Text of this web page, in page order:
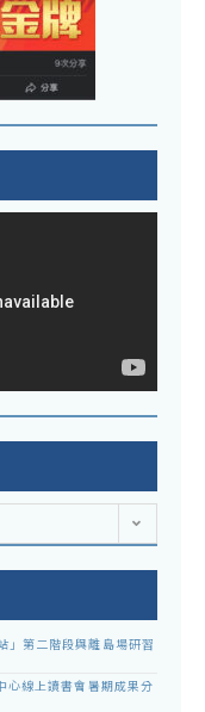
」第二階段與離島場研習
心線上讀書會暑期成果分